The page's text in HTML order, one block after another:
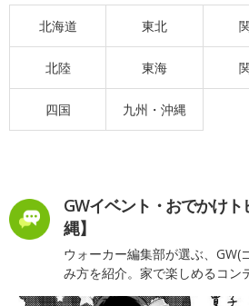
北海道 東北
北陸 東海
四国 九州・沖縄
GWイベント・おでかけ
縄】
ウォーカー編集部が選ぶ、GW(
み方を紹介。家で楽しめるコン